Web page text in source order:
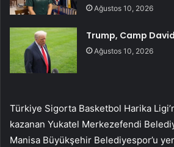
Ağustos 10, 2026
Trump, Camp
Ağustos 10, 2026
Türkiye Sigorta Basketbol Harika
kazanan Yukatel Merkezefendi
Manisa Büyükşehir Belediyespor’u